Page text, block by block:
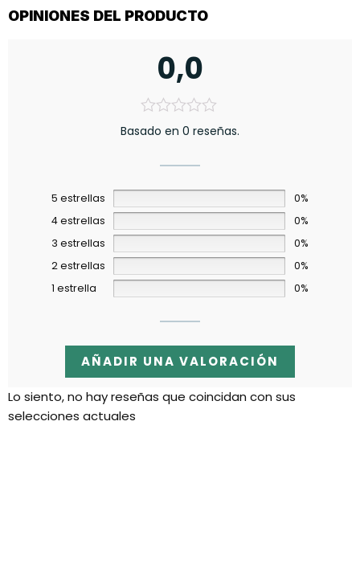
OPINIONES DEL PRODUCTO
0,0
Basado en 0 reseñas.
5 estrellas
0%
4 estrellas
0%
3 estrellas
0%
2 estrellas
0%
1 estrella
0%
AÑADIR UNA VALORACIÓN
Lo siento, no hay reseñas que coincidan con sus
selecciones actuales